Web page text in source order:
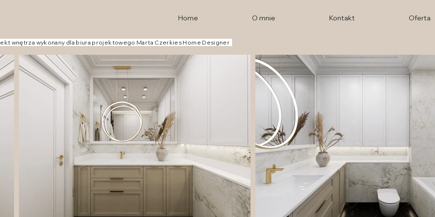
Home O mnie Kontakt Oferta
wnętrza wykonany dla biura projektowego Marta Czerkies Home Designer